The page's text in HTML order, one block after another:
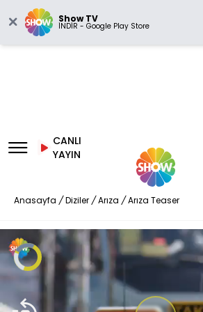
Show TV
İNDİR - Google Play Store
CANLI
YAYIN
Anasayfa / Diziler / Arıza / Arıza Teaser
Video
Oynatıcısı